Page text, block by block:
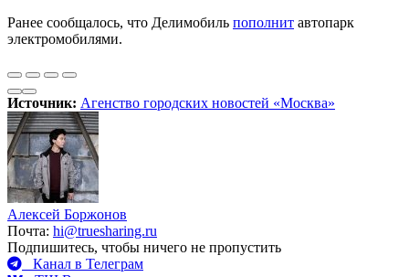
Ранее сообщалось, что Делимобиль пополнит автопарк
электромобилями.
Источник: Агенство городских новостей «Москва»
Алексей Боржонов
Почта: hi@truesharing.ru
Подпишитесь, чтобы ничего не пропустить
Канал в Телеграм